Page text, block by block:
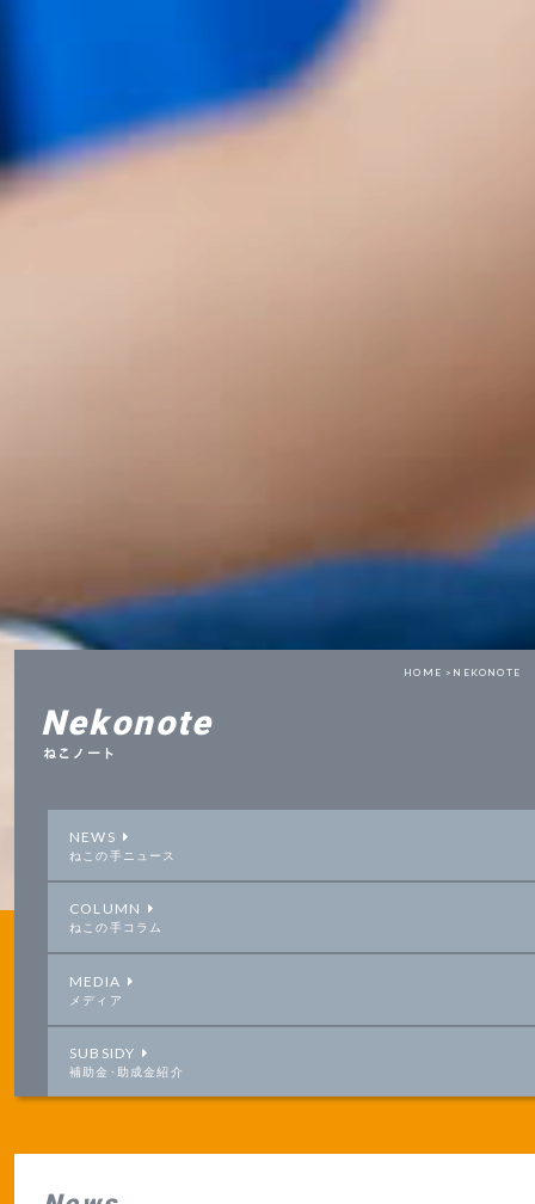
HOME > NEKONOTE
Nekonote
ねこノート
NEWS
ねこの手ニュース
COLUMN
ねこの手コラム
MEDIA
メディア
SUBSIDY
補助金･助成金紹介